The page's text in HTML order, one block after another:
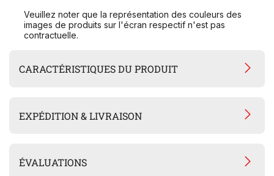
Veuillez noter que la représentation des couleurs des
images de produits sur l'écran respectif n'est pas
contractuelle.
CARACTÉRISTIQUES DU PRODUIT
EXPÉDITION & LIVRAISON
ÉVALUATIONS